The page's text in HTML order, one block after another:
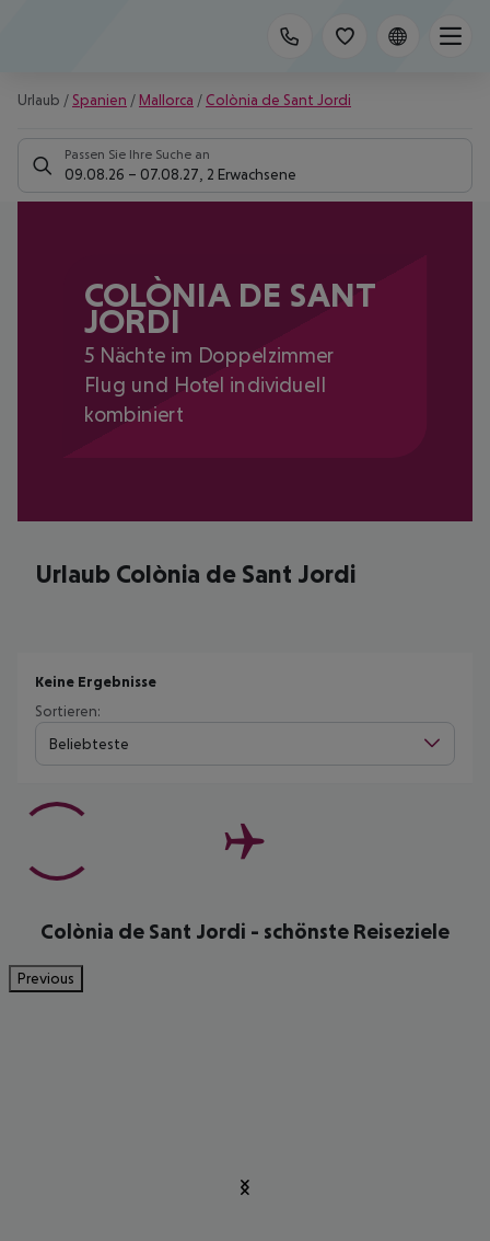
Urlaub / Spanien / Mallorca / Colònia de Sant Jordi
Passen Sie Ihre Suche an
09.08.26 – 07.08.27 2 Erwachsene
COLÒNIA DE SANT
JORDI
5 Nächte im Doppelzimmer
Flug und Hotel individuell
kombiniert
Urlaub Colònia de Sant Jordi
Keine Ergebnisse
Sortieren:
Beliebteste
Colònia de Sant Jordi - schönste Reiseziele
Previous